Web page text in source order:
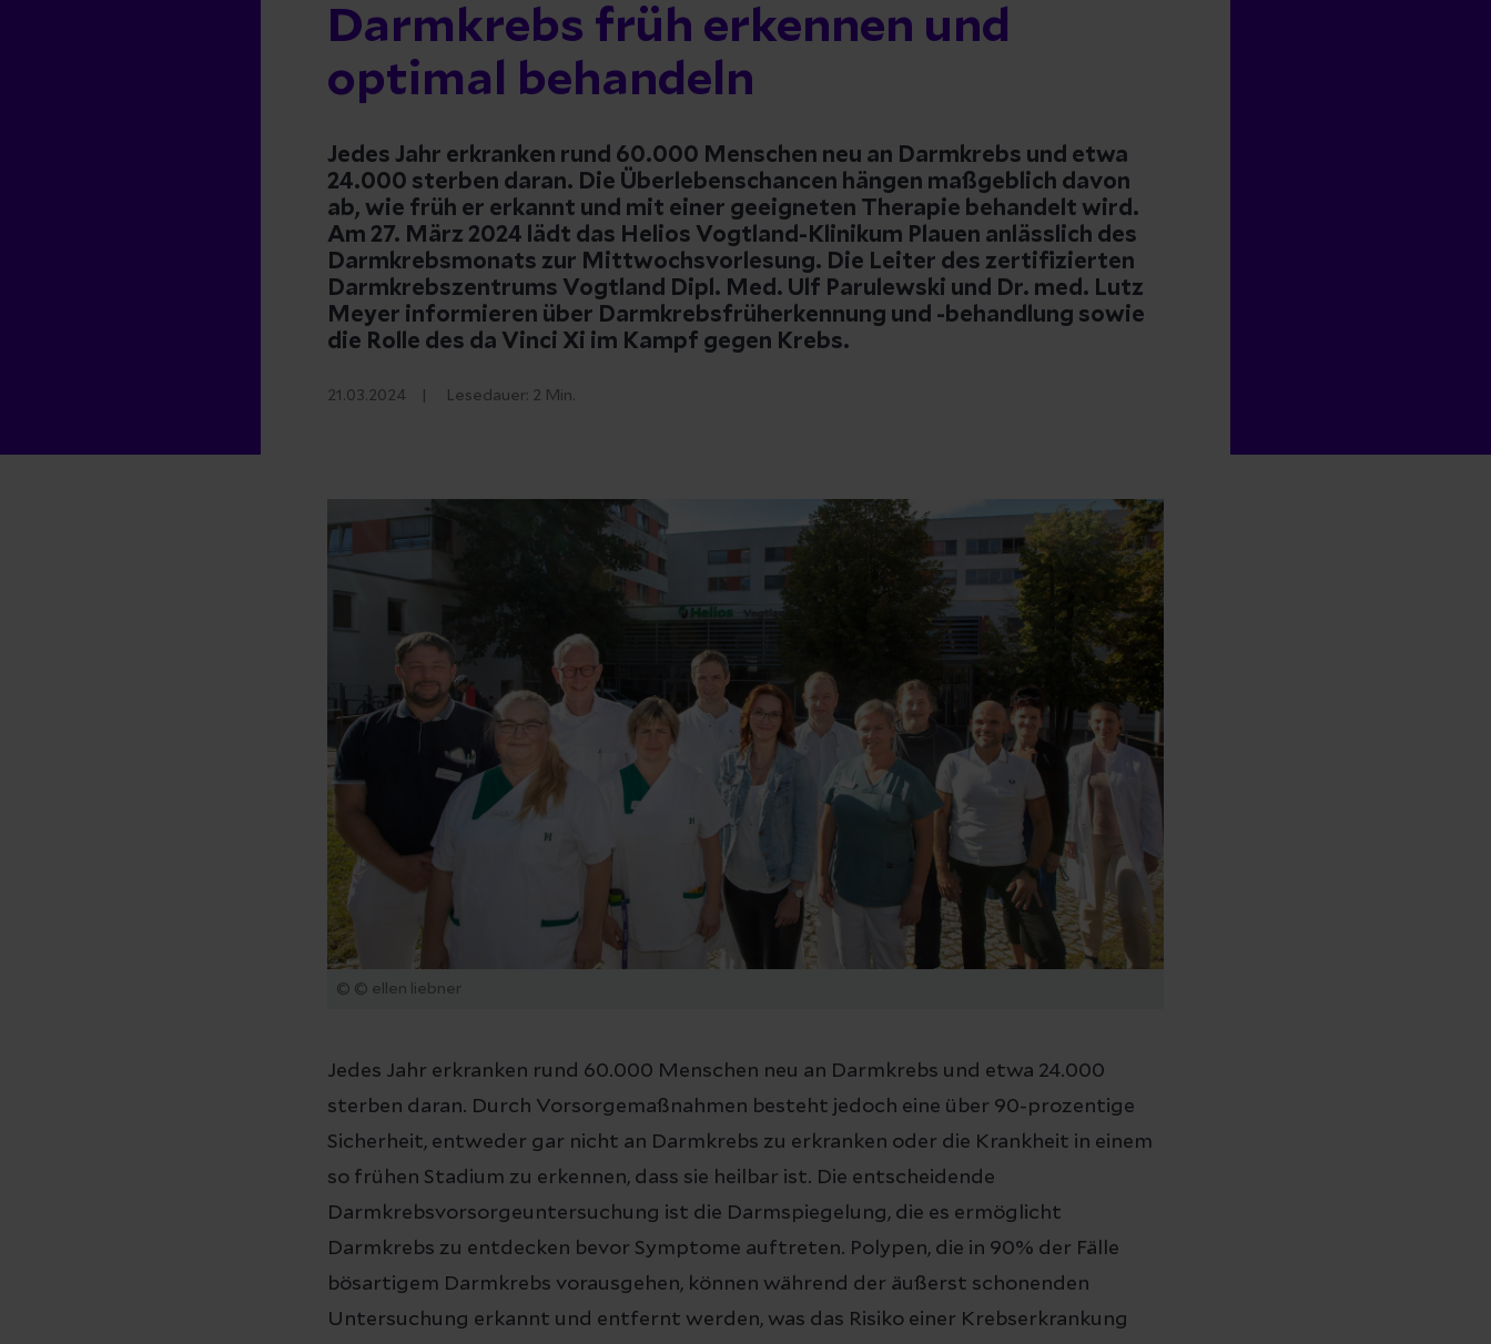
Darmkrebs früh erkennen und
optimal behandeln
Jedes Jahr erkranken rund 60.000 Menschen neu an Darmkrebs und etwa
24.000 sterben daran. Die Überlebenschancen hängen maßgeblich davon
ab, wie früh er erkannt und mit einer geeigneten Therapie behandelt wird.
Am 27. März 2024 lädt das Helios Vogtland-Klinikum Plauen anlässlich des
Darmkrebsmonats zur Mittwochsvorlesung. Die Leiter des zertifizierten
Darmkrebszentrums Vogtland Dipl. Med. Ulf Parulewski und Dr. med. Lutz
Meyer informieren über Darmkrebsfrüherkennung und -behandlung sowie
die Rolle des da Vinci Xi im Kampf gegen Krebs.
21.03.2024 Lesedauer: 2 Min.
© © ellen liebner
Jedes Jahr erkranken rund 60.000 Menschen neu an Darmkrebs und etwa 24.000
sterben daran. Durch Vorsorgemaßnahmen besteht jedoch eine über 90-prozentige
Sicherheit, entweder gar nicht an Darmkrebs zu erkranken oder die Krankheit in einem
so frühen Stadium zu erkennen, dass sie heilbar ist. Die entscheidende
Darmkrebsvorsorgeuntersuchung ist die Darmspiegelung, die es ermöglicht
Darmkrebs zu entdecken bevor Symptome auftreten. Polypen, die in 90% der Fälle
bösartigem Darmkrebs vorausgehen, können während der äußerst schonenden
Untersuchung erkannt und entfernt werden, was das Risiko einer Krebserkrankung